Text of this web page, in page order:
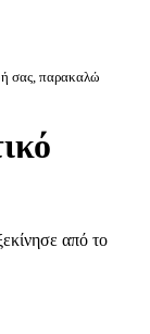
σας, παρακαλώ
από το